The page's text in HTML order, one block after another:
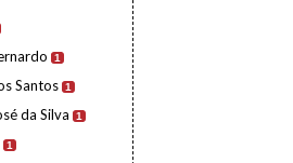
1
Santos 1
da Silva 1
1